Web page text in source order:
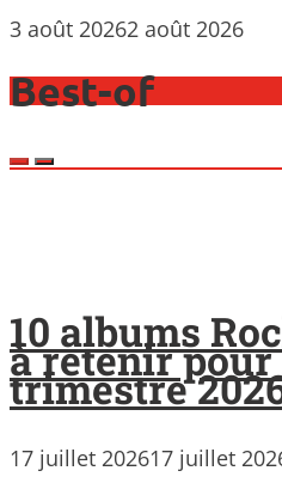
3 août 20262 août 2026
Best-of
10 albums
à retenir pour
trimestre
17 juillet 202617 juillet